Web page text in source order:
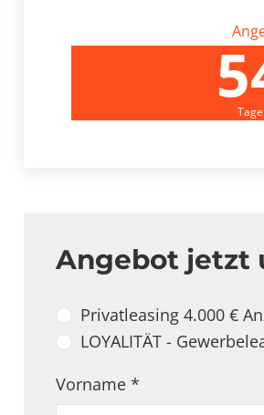
Tage
Angebot jetzt
Angebotstyp
Privatleasing 4.000 €
LOYALITÄT -
Vorname *